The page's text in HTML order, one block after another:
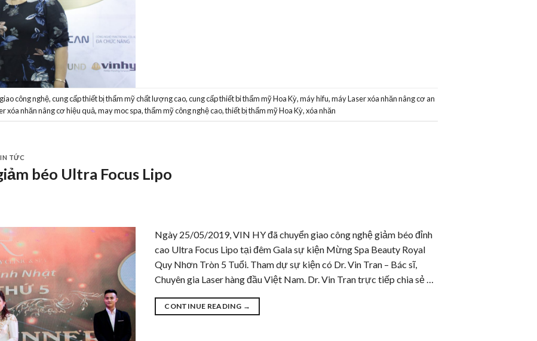
công nghệ,cung cấp thiết bị thẩm mỹ chất lượng cao,cung cấp thiết bi thẩm mỹ Hoa Kỳ,máy hifu,máy Laser xóa nhăn nâng cơ an
xóa nhăn nâng cơ hiệu quả,may moc spa,thẩm mỹ công nghệ cao,thiết bị thẩm mỹ Hoa Kỳ,xóa nhăn
TỨC
béo Ultra Focus Lipo
Ngày 25/05/2019, VIN HY đã chuyển giao công nghệ giảm béo đỉnh
cao Ultra Focus Lipo tại đêm Gala sự kiện Mừng Spa Beauty Royal
Quy Nhơn Tròn 5 Tuổi. Tham dự sự kiện có Dr. Vin Tran – Bác sĩ,
Chuyên gia Laser hàng đầu Việt Nam. Dr. Vin Tran trực tiếp chia sẻ …
CONTINUE READING →